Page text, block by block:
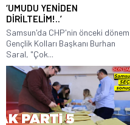
‘UMUDU YENİDEN
DİRİLTELİM!..’
Samsun'da CHP'nin önceki dönem
Gençlik Kolları Başkanı Burhan
Saral, "Çok...